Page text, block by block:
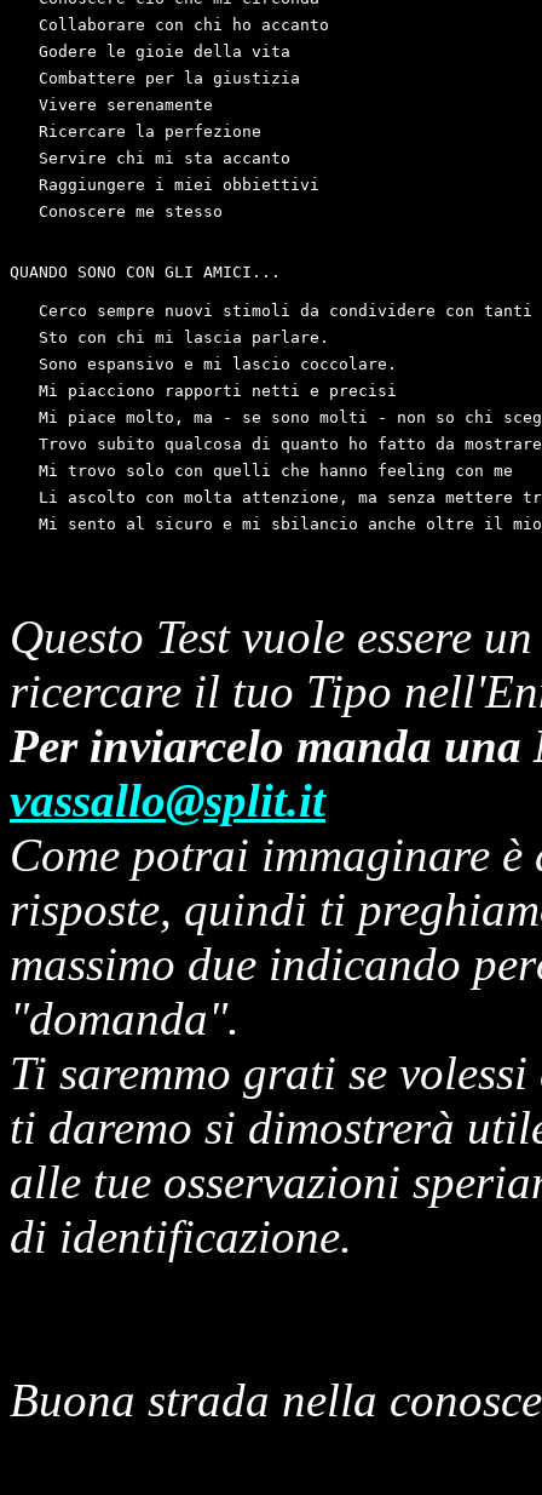
   Collaborare con chi ho accanto
   Godere le gioie della vita
   Combattere per la giustizia
   Vivere serenamente
   Ricercare la perfezione
   Servire chi mi sta accanto
   Raggiungere i miei obbiettivi
   Conoscere me stesso
QUANDO SONO CON GLI AMICI...
   Cerco sempre nuovi stimoli da condividere con
   Sto con chi mi lascia parlare.
   Sono espansivo e mi lascio coccolare.
   Mi piacciono rapporti netti e precisi
   Mi piace molto, ma - se sono molti - non so chi
   Trovo subito qualcosa di quanto ho fatto da
   Mi trovo solo con quelli che hanno feeling con me
   Li ascolto con molta attenzione, ma senza mettere
Questo Test vuole essere
ricercare il tuo Tipo
Per inviarcelo manda
vassallo@split.it
Come potrai immaginare
risposte, quindi ti
massimo due indicando
"domanda".
Ti saremmo grati se
ti daremo si dimostrerà
alle tue osservazioni
di identificazione.
Buona strada nella